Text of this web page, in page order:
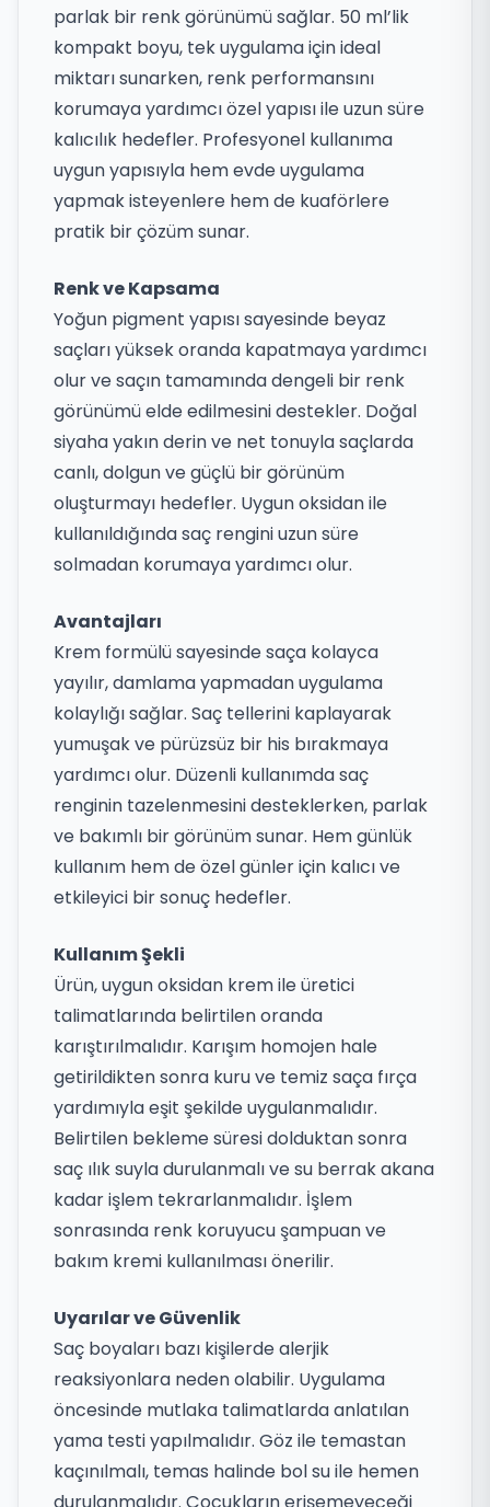
parlak bir renk görünümü sağlar. 50 ml’lik
kompakt boyu, tek uygulama için ideal
miktarı sunarken, renk performansını
korumaya yardımcı özel yapısı ile uzun süre
kalıcılık hedefler. Profesyonel kullanıma
uygun yapısıyla hem evde uygulama
yapmak isteyenlere hem de kuaförlere
pratik bir çözüm sunar.
Renk ve Kapsama
Yoğun pigment yapısı sayesinde beyaz
saçları yüksek oranda kapatmaya yardımcı
olur ve saçın tamamında dengeli bir renk
görünümü elde edilmesini destekler. Doğal
siyaha yakın derin ve net tonuyla saçlarda
canlı, dolgun ve güçlü bir görünüm
oluşturmayı hedefler. Uygun oksidan ile
kullanıldığında saç rengini uzun süre
solmadan korumaya yardımcı olur.
Avantajları
Krem formülü sayesinde saça kolayca
yayılır, damlama yapmadan uygulama
kolaylığı sağlar. Saç tellerini kaplayarak
yumuşak ve pürüzsüz bir his bırakmaya
yardımcı olur. Düzenli kullanımda saç
renginin tazelenmesini desteklerken, parlak
ve bakımlı bir görünüm sunar. Hem günlük
kullanım hem de özel günler için kalıcı ve
etkileyici bir sonuç hedefler.
Kullanım Şekli
Ürün, uygun oksidan krem ile üretici
talimatlarında belirtilen oranda
karıştırılmalıdır. Karışım homojen hale
getirildikten sonra kuru ve temiz saça fırça
yardımıyla eşit şekilde uygulanmalıdır.
Belirtilen bekleme süresi dolduktan sonra
saç ılık suyla durulanmalı ve su berrak akana
kadar işlem tekrarlanmalıdır. İşlem
sonrasında renk koruyucu şampuan ve
bakım kremi kullanılması önerilir.
Uyarılar ve Güvenlik
Saç boyaları bazı kişilerde alerjik
reaksiyonlara neden olabilir. Uygulama
öncesinde mutlaka talimatlarda anlatılan
yama testi yapılmalıdır. Göz ile temastan
kaçınılmalı, temas halinde bol su ile hemen
durulanmalıdır. Çocukların erişemeyeceği